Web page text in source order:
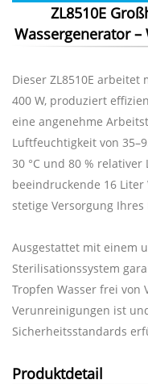
ZL8510E
Wassergenerator
Dieser ZL8510E
400 W, produziert
eine angenehme
Luftfeuchtigkeit von
30 °C und 80 %
beeindruckende 16
stetige Versorgung Ihres
Ausgestattet mit einem
Sterilisationssystem
Tropfen Wasser frei von
Verunreinigungen ist
Sicherheitsstandards
Produktdetail